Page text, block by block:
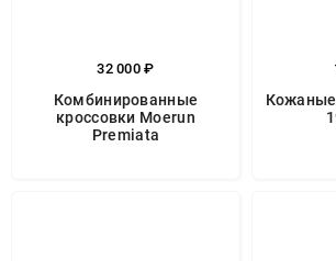
32 000 ₽
Комбинированные
кроссовки Moerun
Premiata